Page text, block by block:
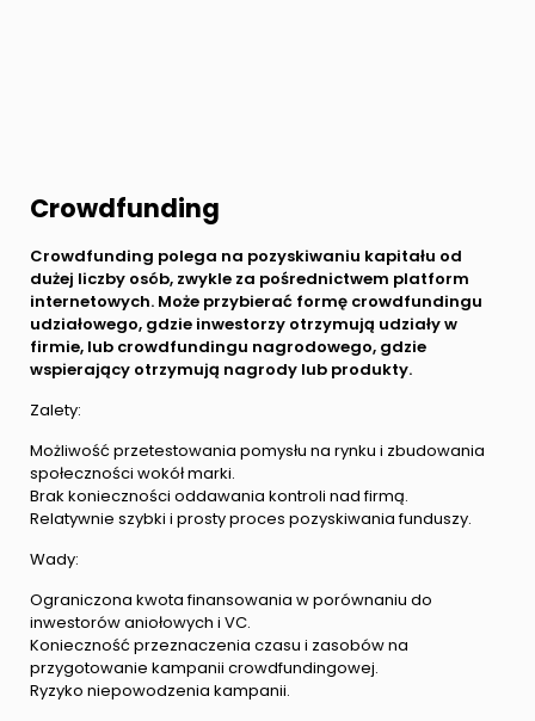
Crowdfunding
Crowdfunding polega na pozyskiwaniu kapitału od
dużej liczby osób, zwykle za pośrednictwem platform
internetowych. Może przybierać formę crowdfundingu
udziałowego, gdzie inwestorzy otrzymują udziały w
firmie, lub crowdfundingu nagrodowego, gdzie
wspierający otrzymują nagrody lub produkty.
Zalety:
Możliwość przetestowania pomysłu na rynku i zbudowania
społeczności wokół marki.
Brak konieczności oddawania kontroli nad firmą.
Relatywnie szybki i prosty proces pozyskiwania funduszy.
Wady:
Ograniczona kwota finansowania w porównaniu do
inwestorów aniołowych i VC.
Konieczność przeznaczenia czasu i zasobów na
przygotowanie kampanii crowdfundingowej.
Ryzyko niepowodzenia kampanii.